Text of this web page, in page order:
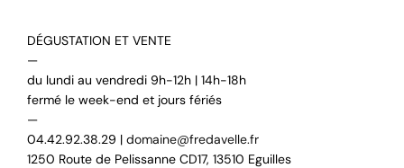
DÉGUSTATION ET VENTE
—
du lundi au vendredi 9h-12h | 14h-18h
fermé le week-end et jours fériés
—
04.42.92.38.29 | domaine@fredavelle.fr
1250 Route de Pelissanne CD17, 13510 Eguilles